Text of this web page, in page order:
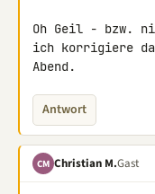
Oh Geil - bzw.
ich korrigiere
Abend.
Antwort
CM Christian M.Gast